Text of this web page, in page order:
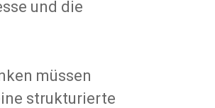
und die
müssen
strukturierte